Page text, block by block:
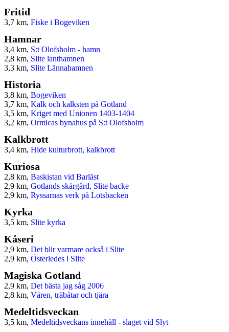
Fritid
3,7 km, Fiske i Bogeviken
Hamnar
3,4 km, S:t Olofsholm - hamn
2,8 km, Slite lanthamnen
3,3 km, Slite Lännahamnen
Historia
3,8 km, Bogeviken
3,7 km, Kalk och kalksten på Gotland
3,5 km, Kriget med Unionen 1403-1404
3,2 km, Ormicas bynahus på S:t Olofsholm
Kalkbrott
3,4 km, Hide kulturbrott, kalkbrott
Kuriosa
2,8 km, Baskistan vid Barläst
2,9 km, Gotlands skärgård, Slite backe
2,9 km, Ryssarnas verk på Lotsbacken
Kyrka
3,5 km, Slite kyrka
Kåseri
2,9 km, Det blir varmare också i Slite
2,9 km, Österledes i Slite
Magiska Gotland
2,9 km, Det bästa jag såg 2006
2,8 km, Våren, träbåtar och tjära
Medeltidsveckan
3,5 km, Medeltidsveckans innehåll - slaget vid Slyt